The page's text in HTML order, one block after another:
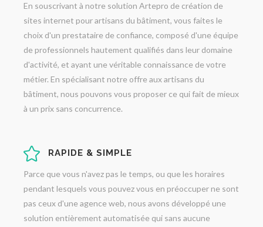
En souscrivant à notre solution Artepro de création de
sites internet pour artisans du bâtiment, vous faites le
choix d'un prestataire de confiance, composé d'une équipe
de professionnels hautement qualifiés dans leur domaine
d'activité, et ayant une véritable connaissance de votre
métier. En spécialisant notre offre aux artisans du
bâtiment, nous pouvons vous proposer ce qui fait de mieux
à un prix sans concurrence.
RAPIDE & SIMPLE
Parce que vous n'avez pas le temps, ou que les horaires
pendant lesquels vous pouvez vous en préoccuper ne sont
pas ceux d'une agence web, nous avons développé une
solution entièrement automatisée qui sans aucune